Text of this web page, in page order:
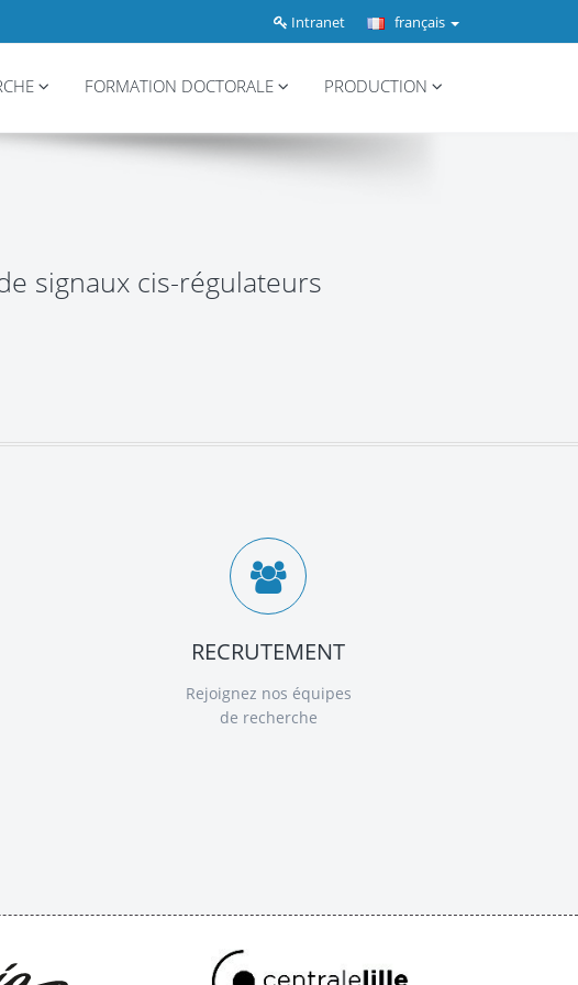
français
Intranet
FORMATION DOCTORALE PRODUCTION
signaux cis-régulateurs
RECRUTEMENT
Rejoignez nos équipes
de recherche